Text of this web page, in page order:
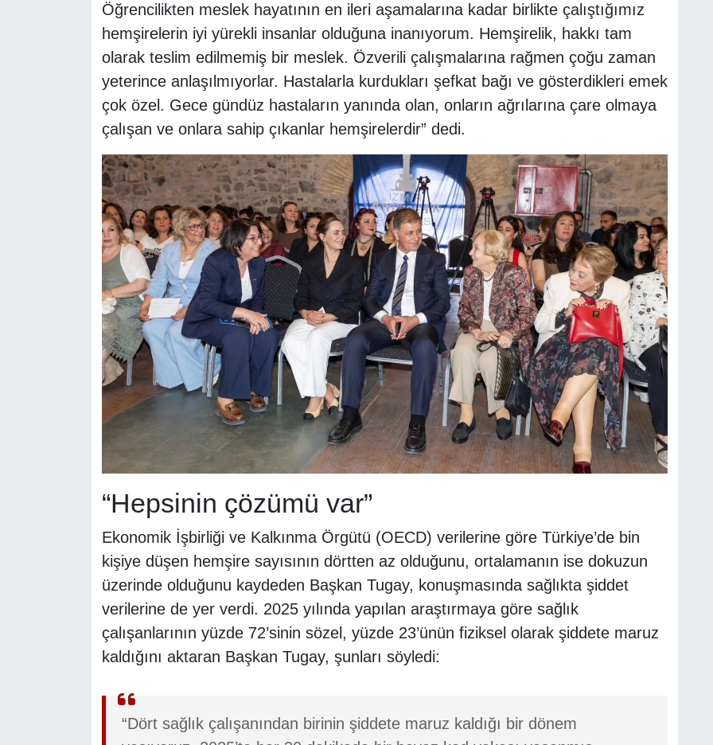
Öğrencilikten meslek hayatının en ileri aşamalarına kadar birlikte çalıştığımız
hemşirelerin iyi yürekli insanlar olduğuna inanıyorum. Hemşirelik, hakkı tam
olarak teslim edilmemiş bir meslek. Özverili çalışmalarına rağmen çoğu zaman
yeterince anlaşılmıyorlar. Hastalarla kurdukları şefkat bağı ve gösterdikleri emek
çok özel. Gece gündüz hastaların yanında olan, onların ağrılarına çare olmaya
çalışan ve onlara sahip çıkanlar hemşirelerdir” dedi.
“Hepsinin çözümü var”
Ekonomik İşbirliği ve Kalkınma Örgütü (OECD) verilerine göre Türkiye’de bin
kişiye düşen hemşire sayısının dörtten az olduğunu, ortalamanın ise dokuzun
üzerinde olduğunu kaydeden Başkan Tugay, konuşmasında sağlıkta şiddet
verilerine de yer verdi. 2025 yılında yapılan araştırmaya göre sağlık
çalışanlarının yüzde 72’sinin sözel, yüzde 23’ünün fiziksel olarak şiddete maruz
kaldığını aktaran Başkan Tugay, şunları söyledi:
“Dört sağlık çalışanından birinin şiddete maruz kaldığı bir dönem